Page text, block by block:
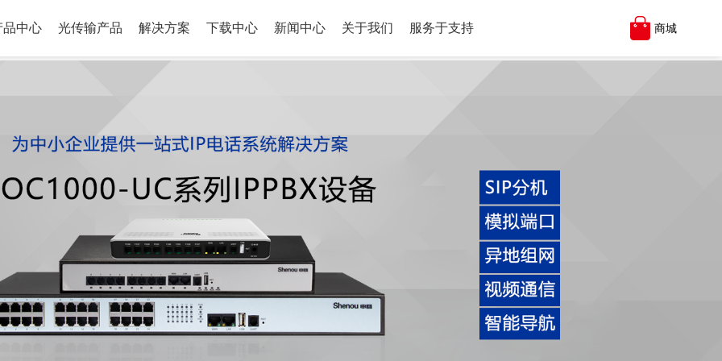
品中心 光传输产品 解决方案 下载中心 新闻中心 关于我们 服务于支持 商城